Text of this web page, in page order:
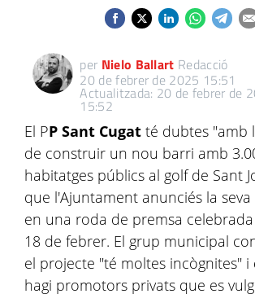
per Nielo Ballart Redacció
20 de febrer de 2025 15:51
Actualitzada: 20 de febrer de
15:52
El PP Sant Cugat té dubtes "amb
de construir un nou barri amb
habitatges públics al golf de Sant
que l'Ajuntament anunciés la
en una roda de premsa
18 de febrer. El grup municipal
el projecte "té moltes incògnites"
hagi promotors privats que es